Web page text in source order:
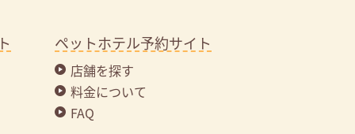
ペットホテル予約サイト
店舗を探す
料金について
FAQ